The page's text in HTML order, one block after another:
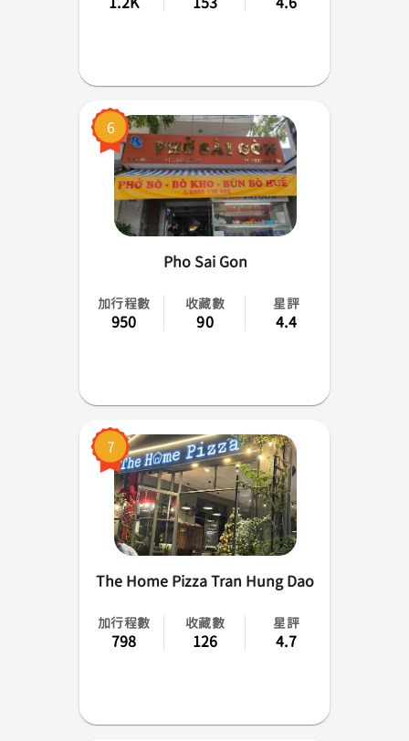
6
Pho Sai Gon
加行程數
950
收藏數
90
星評
4.4
7
The Home Pizza Tran Hung Dao
加行程數
798
收藏數
126
星評
4.7